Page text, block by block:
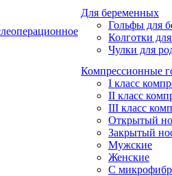
Для беременных
Гольфы для
Колготки
Чулки для
Компрессионные
I класс
II класс
III класс
Открытый
Закрытый
Мужские
Женские
С